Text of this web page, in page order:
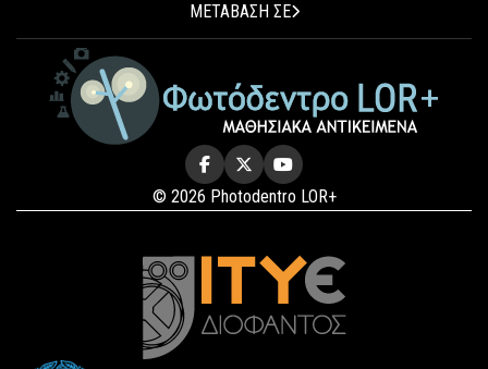
ΜΕΤΑΒΑΣΗ ΣΕ
© 2026 Photodentro LOR+